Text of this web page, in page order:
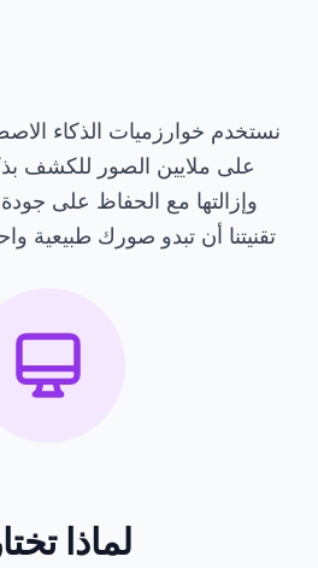
نستخدم خوارزميات الذكاء
على ملايين الصور للكشف
وإزالتها مع الحفاظ على
تقنيتنا أن تبدو صورك طبيعية
لماذا